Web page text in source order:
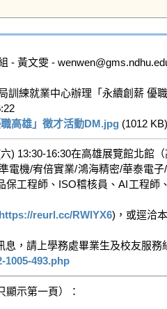
- 黃文雯 -
訓練就業中心辦理「永續創薪 優
高雄」徵才活動DM.jpg (1012
) 13:30-16:30在高雄展覽館北館（
電機/宥倍實業/鴻海精密/華泰電
保工程師、ISO稽核員、AI工程
reurl.cc/RWlYX6)，或逕洽
1005-493.php
顯示第一頁）：